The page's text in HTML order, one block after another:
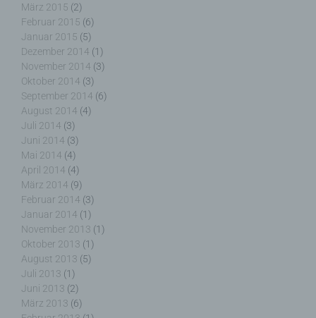
März 2015 (2)
Februar 2015 (6)
Januar 2015 (5)
Dezember 2014 (1)
November 2014 (3)
Oktober 2014 (3)
September 2014 (6)
August 2014 (4)
Juli 2014 (3)
Juni 2014 (3)
Mai 2014 (4)
April 2014 (4)
März 2014 (9)
Februar 2014 (3)
Januar 2014 (1)
November 2013 (1)
Oktober 2013 (1)
August 2013 (5)
Juli 2013 (1)
Juni 2013 (2)
März 2013 (6)
i) Empfänger
Empfänger ist eine natürliche oder juristische
Person, Behörde, Einrichtung oder andere Stelle,
der personenbezogene Daten offengelegt werden,
unabhängig davon, ob es sich bei ihr um einen
Dritten handelt oder nicht. Behörden, die im
Rahmen eines bestimmten Untersuchungsauftrags
nach dem Unionsrecht oder dem Recht der
Mitgliedstaaten möglicherweise
personenbezogene Daten erhalten, gelten jedoch
nicht als Empfänger.
j) Dritter